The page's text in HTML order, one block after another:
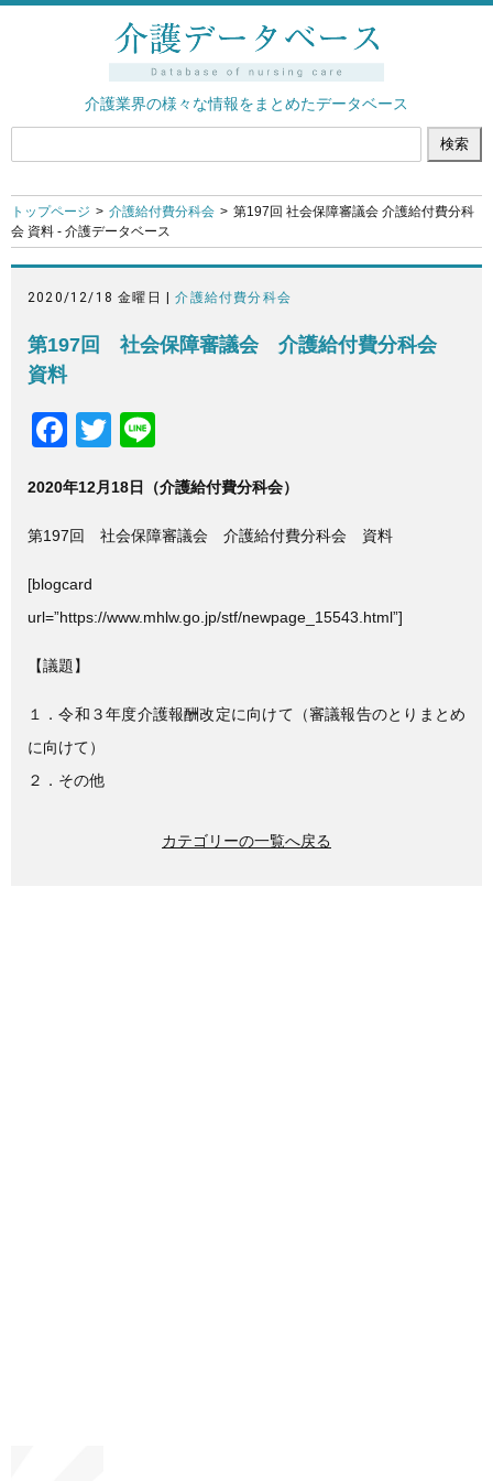
介護業界の様々な情報をまとめたデータベース
トップページ 介護給付費分科会
第197回 社会保障審議会 介護給付費分科
会 資料 - 介護データベース
2020/12/18 金曜日 |介護給付費分科会
第197回 社会保障審議会 介護給付費分科会
資料
F
c
e
o
k
T
tt
er
e
2020年12月18日（介護給付費分科会）
第197回 社会保障審議会 介護給付費分科会 資料
[blogcard
url=”https://www.mhlw.go.jp/stf/newpage_15543.html”]
【議題】
１．令和３年度介護報酬改定に向けて（審議報告のとりまとめ
に向けて）
２．その他
カテゴリーの一覧へ戻る